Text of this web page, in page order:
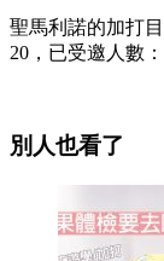
聖馬利諾的加打
20，已受邀人數：
別人也看了